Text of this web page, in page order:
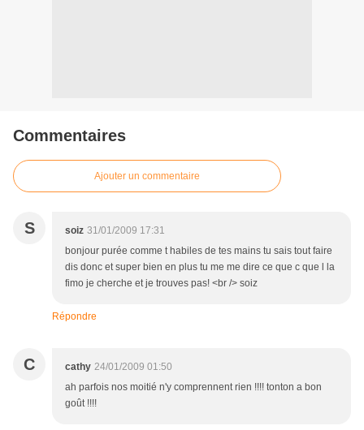
Commentaires
Ajouter un commentaire
S soiz 31/01/2009 17:31
bonjour purée comme t habiles de tes mains tu sais tout faire
dis donc et super bien en plus tu me me dire ce que c que l la
fimo je cherche et je trouves pas! <br /> soiz
Répondre
C cathy 24/01/2009 01:50
ah parfois nos moitié n'y comprennent rien !!!! tonton a bon
goût !!!!